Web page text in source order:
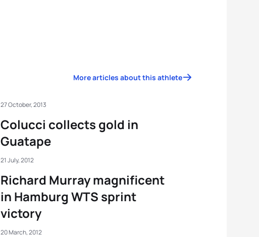
More articles about this athlete
Colucci collects gold in
Guatape
27 October, 2013
Richard Murray magnificent
in Hamburg WTS sprint
victory
21 July, 2012
20 March, 2012